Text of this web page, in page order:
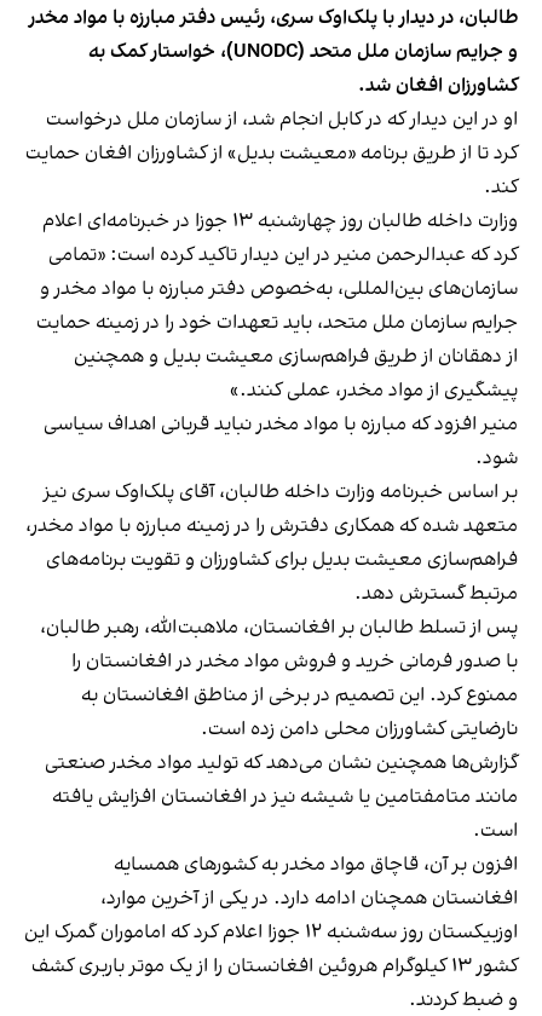
طالبان، در دیدار با پلک‌اوک سری، رئیس دفتر مبارزه با مواد مخدر
و جرایم سازمان ملل متحد (UNODC)، خواستار کمک به
کشاورزان افغان شد.
او در این دیدار که در کابل انجام شد، از سازمان ملل درخواست
کرد تا از طریق برنامه «معیشت بدیل» از کشاورزان افغان حمایت
کند.
وزارت داخله طالبان روز چهارشنبه ۱۳ جوزا در خبرنامه‌ای اعلام
کرد که عبدالرحمن منیر در این دیدار تاکید کرده است: «تمامی
سازمان‌های بین‌المللی، به‌خصوص دفتر مبارزه با مواد مخدر و
جرایم سازمان ملل متحد، باید تعهدات خود را در زمینه حمایت
از دهقانان از طریق فراهم‌سازی معیشت بدیل و همچنین
پیشگیری از مواد مخدر، عملی کنند.»
منیر افزود که مبارزه با مواد مخدر نباید قربانی اهداف سیاسی
شود.
بر اساس خبرنامه وزارت داخله طالبان، آقای پلک‌اوک سری نیز
متعهد شده که همکاری دفترش را در زمینه مبارزه با مواد مخدر،
فراهم‌سازی معیشت بدیل برای کشاورزان و تقویت برنامه‌های
مرتبط گسترش دهد.
پس از تسلط طالبان بر افغانستان، ملاهبت‌الله، رهبر طالبان،
با صدور فرمانی خرید و فروش مواد مخدر در افغانستان را
ممنوع کرد. این تصمیم در برخی از مناطق افغانستان به
نارضایتی کشاورزان محلی دامن زده است.
گزارش‌ها همچنین نشان می‌دهد که تولید مواد مخدر صنعتی
مانند متامفتامین یا شیشه نیز در افغانستان افزایش یافته
است.
افزون بر آن، قاچاق مواد مخدر به کشورهای همسایه
افغانستان همچنان ادامه دارد. در یکی از آخرین موارد،
اوزبیکستان روز سه‌شنبه ۱۲ جوزا اعلام کرد که اماموران گمرک این
کشور ۱۳ کیلوگرام هروئین افغانستان را از یک موتر باربری کشف
و ضبط کردند.